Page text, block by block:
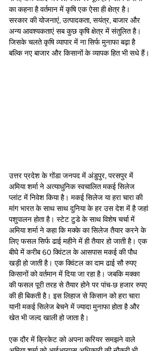
का कहना है वर्तमान में कृषि एक ऐसा ही क्षेत्र है।
सरकार की योजनाएं, उत्पादकता, सयंत्र, बाजार और
अन्य आवश्यकताएं सब कुछ कृषि क्षेत्र में संतुलित है।
जिसके चलते कृषि व्यापार में ना सिर्फ मुनाफा बढ़ा है
बल्कि नए बाजार और किसानों के व्यापक हित भी सधे हैं।
उत्तर प्रदेश के गोंडा जनपद में अंडुपुर, परसपुर में
अमिया शर्मा ने अत्याधुनिक स्वचालित मकई सिलेज
प्लांट में निवेश किया है। मकई सिलेज या हरा चारा की
मांग भारत के साथ साथ दुनिया के हर उस देश में है जहां
पशुपालन होता है। स्टेट टुडे के साथ विशेष चर्चा में
अमिया शर्मा ने कहा कि मक्के का सिलेज तैयार करने के
लिए फसल सिर्फ ढाई महीने में ही तैयार हो जाती है। एक
बीघे में करीब 60 क्विंटल के आसपास मकई की पौध
खड़ी हो जाती है। एक क्विंटल का दाम ढाई सौ रुपए
किसानों को वर्तमान में दिया जा रहा है। जबकि मक्का
की फसल पूरी तरह से तैयार होने पर पांच-छ हजार रुपए
की ही बिकती है। इस लिहाज से किसान को हरा चारा
यानी मकई सिलेज बेचने में ज्यादा मुनाफा होता है और
खेत भी जल्द खाली हो जाता है।
एक दौर में क्रिकेट को अपना करियर समझने वाले